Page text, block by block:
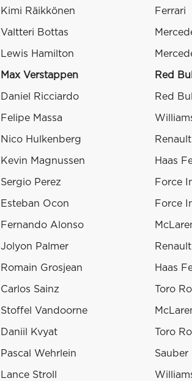
Kimi Räikkönen Ferrari
Valtteri Bottas
Lewis Hamilton
Max Verstappen Red
Daniel Ricciardo Red
Felipe Massa
Nico Hulkenberg Renault
Kevin Magnussen Haas
Sergio Perez Force
Esteban Ocon Force
Fernando Alonso
Jolyon Palmer Renault
Romain Grosjean Haas
Carlos Sainz Toro
Stoffel Vandoorne
Daniil Kvyat Toro
Pascal Wehrlein Sauber
Lance Stroll